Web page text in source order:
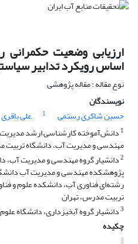
ارزیابی وضعیت
اساس رویکرد تدابیر
نوع مقاله : مقاله پژوهشی
نویسندگان
حسین شاکری رستمی
1 علی باقری
1 دانش‌آموخته کارشناسی ارشد مدیریت
مهندسی و مدیریت آب، دانشگاه تربیت
2دانشیار گروه مهندسی و مدیریت آب،
پژوهشکده مهندسی و مدیریت آب
رشته‌ای فناوری آب، دانشکده علوم و
تربیت مدرس، تهران
3دانشیار گروه آبخیزداری، دانشگاه
چکیده